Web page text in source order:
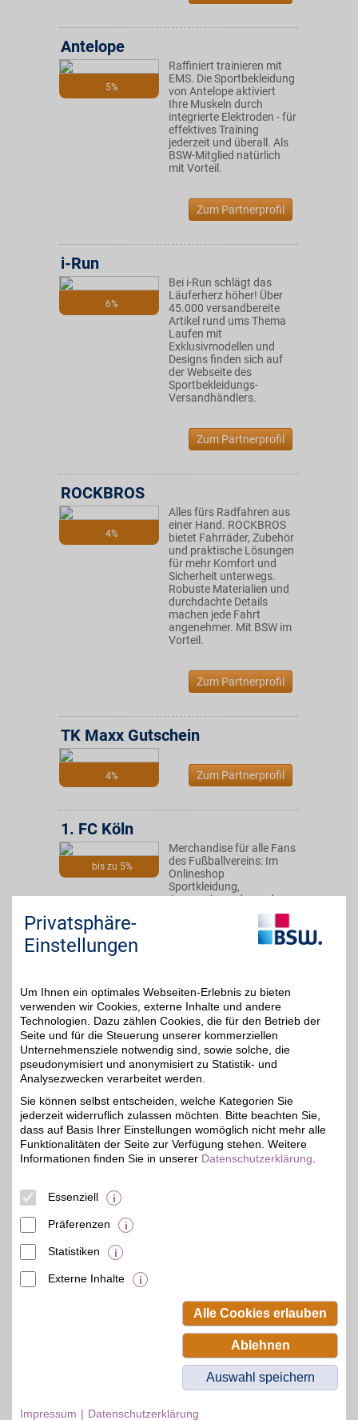
5%
Antelope
Raffiniert trainieren mit
EMS. Die Sportbekleidung
von Antelope aktiviert
Ihre Muskeln durch
integrierte Elektroden - für
effektives Training
jederzeit und überall. Als
BSW-Mitglied natürlich
mit Vorteil.
Zum Partnerprofil
6%
i-Run
Bei i-Run schlägt das
Läuferherz höher! Über
45.000 versandbereite
Artikel rund ums Thema
Laufen mit
Exklusivmodellen und
Designs finden sich auf
der Webseite des
Sportbekleidungs-
Versandhändlers.
Zum Partnerprofil
4%
ROCKBROS
Alles fürs Radfahren aus
einer Hand. ROCKBROS
bietet Fahrräder, Zubehör
und praktische Lösungen
für mehr Komfort und
Sicherheit unterwegs.
Robuste Materialien und
durchdachte Details
machen jede Fahrt
angenehmer. Mit BSW im
Vorteil.
Zum Partnerprofil
4%
TK Maxx Gutschein
Zum Partnerprofil
bis zu 5%
1. FC Köln
Merchandise für alle Fans
des Fußballvereins: Im
Onlineshop
Sportkleidung,
Accessoires oder andere
Mannschaft bestellen -
für Männer, Frauen und
Zum Partnerprofil
5%
Herrlicher
Mode für Damen und
unverwechselbaren Stil
und hochwertiger
Verarbeitung aus den
feinsten Textilien finden
Sie bei Herrlicher. Mit
Beamten-Selbsthilfewerk GmbH.
Privatsphäre-
Einstellungen
Um Ihnen ein optimales Webseiten-Erlebnis zu bieten
verwenden wir Cookies, externe Inhalte und andere
Technologien. Dazu zählen Cookies, die für den Betrieb der
Seite und für die Steuerung unserer kommerziellen
Unternehmensziele notwendig sind, sowie solche, die
pseudonymisiert und anonymisiert zu Statistik- und
Analysezwecken verarbeitet werden.
Sie können selbst entscheiden, welche Kategorien Sie
jederzeit widerruflich zulassen möchten. Bitte beachten Sie,
dass auf Basis Ihrer Einstellungen womöglich nicht mehr alle
Funktionalitäten der Seite zur Verfügung stehen. Weitere
Informationen finden Sie in unserer Datenschutzerklärung
Essenziell
Präferenzen
Statistiken
Externe Inhalte
Alle Cookies erlauben
Ablehnen
Auswahl speichern
Impressum Datenschutzerklärung